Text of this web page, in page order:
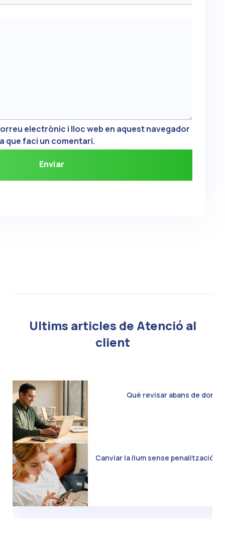
electrònic i lloc web en aquest navegador
que faci un comentari.
Ultims articles de Atenció al
client
Què revisar abans de
Canviar la llum sense penalització: